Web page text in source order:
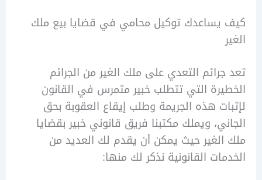
توكيل محامي في قضايا بيع ملك
التعدي على ملك الغير من الجرائم
التي تتطلب خبير متمرس في القانون
هذه الجريمة وطلب إيقاع العقوبة بحق
ويملك مكتبنا فريق قانوني خبير بقضايا
حيث يمكن أن يقدم لك العديد من
القانونية نذكر لك منها: